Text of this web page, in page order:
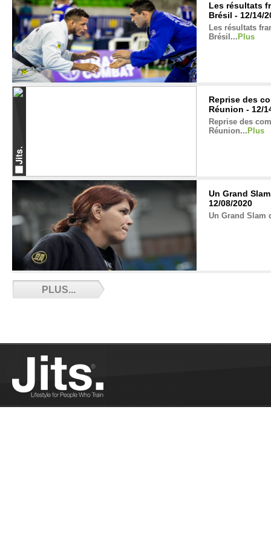
Les résultats
Brésil - 12/14/
Les résultats
Brésil... Plus
Reprise des
Réunion - 12/
Reprise des
Réunion... Plus
Un Grand
12/08/2020
Un Grand Slam
Bilal Benmahammed passe ceinture noire -
12/01/2020
Le top 10 de la liste du père Noël du JJB -
11/26/2020
Le top 10 de la liste du père Noël du JJB !...Plus
PLUS...